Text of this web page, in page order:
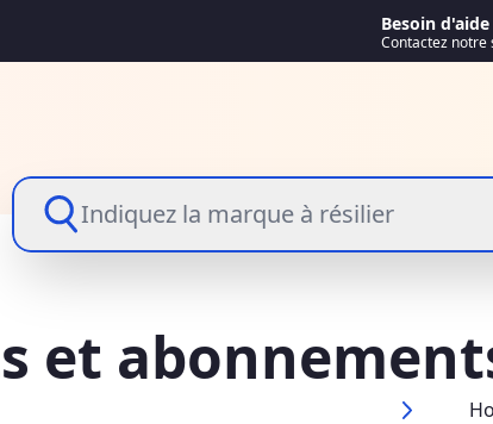
Besoin d'aide
Contactez notre
Indiquez la marque à résilier
et